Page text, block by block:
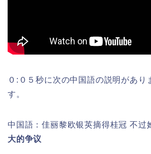
０:０５秒に次の中国語の説明があり
す。
中国語：佳丽黎欧银英摘得桂冠 不过
大的争议